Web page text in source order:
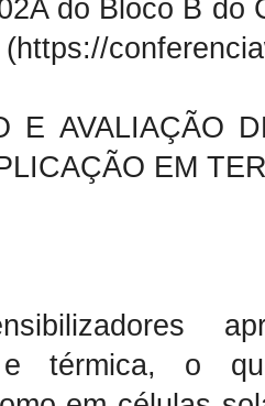
do Bloco B do
E AVALIAÇÃO
EM
e térmica, o